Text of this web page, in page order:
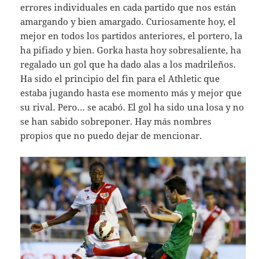
errores individuales en cada partido que nos están
amargando y bien amargado. Curiosamente hoy, el
mejor en todos los partidos anteriores, el portero, la
ha pifiado y bien. Gorka hasta hoy sobresaliente, ha
regalado un gol que ha dado alas a los madrileños.
Ha sido el principio del fin para el Athletic que
estaba jugando hasta ese momento más y mejor que
su rival. Pero… se acabó. El gol ha sido una losa y no
se han sabido sobreponer. Hay más nombres
propios que no puedo dejar de mencionar.